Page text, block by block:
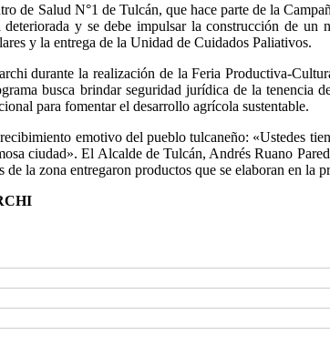
de Salud N°1 de Tulcán, que hace parte de la
deteriorada y se debe impulsar la construcción de
y la entrega de la Unidad de Cuidados Paliativos.
durante la realización de la Feria Productiva-
busca brindar seguridad jurídica de la
para fomentar el desarrollo agrícola sustentable.
emotivo del pueblo tulcaneño: «Ustedes
ciudad». El Alcalde de Tulcán, Andrés Ruano
la zona entregaron productos que se elaboran en la